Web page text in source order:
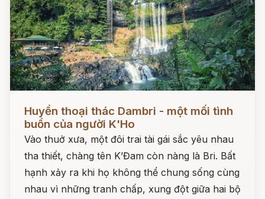
Đọc ngay
Huyền thoại thác Dambri - một mối tình
buồn của người K'Ho
Vào thuở xưa, một đôi trai tài gái sắc yêu nhau
tha thiết, chàng tên K’Đam còn nàng là Bri. Bất
hạnh xảy ra khi họ không thể chung sống cùng
nhau vì những tranh chấp, xung đột giữa hai bộ